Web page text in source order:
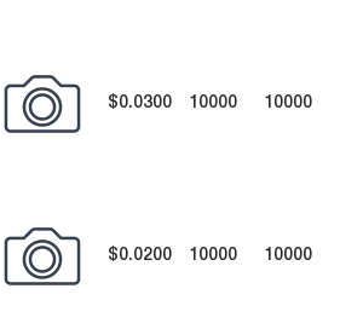
$0.0300 10000 10000
$0.0200 10000 10000